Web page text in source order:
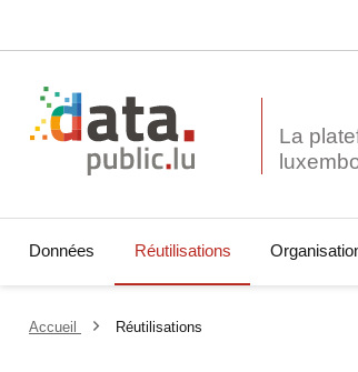
La
Données Réutilisations
Accueil Réutilisations